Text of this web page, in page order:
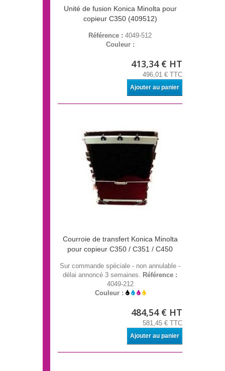
Unité de fusion Konica Minolta pour
copieur C350 (409512)
Référence : 4049-512
Couleur :
413,34 € HT
496,01 € TTC
Ajouter au panier
Courroie de transfert Konica Minolta
pour copieur C350 / C351 / C450
Sur commande spéciale - non annulable -
délai annoncé 3 semaines. Référence :
4049-212
Couleur :
484,54 € HT
581,45 € TTC
Ajouter au panier